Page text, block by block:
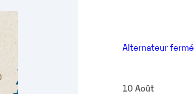
Alternateur fermé
10 Août